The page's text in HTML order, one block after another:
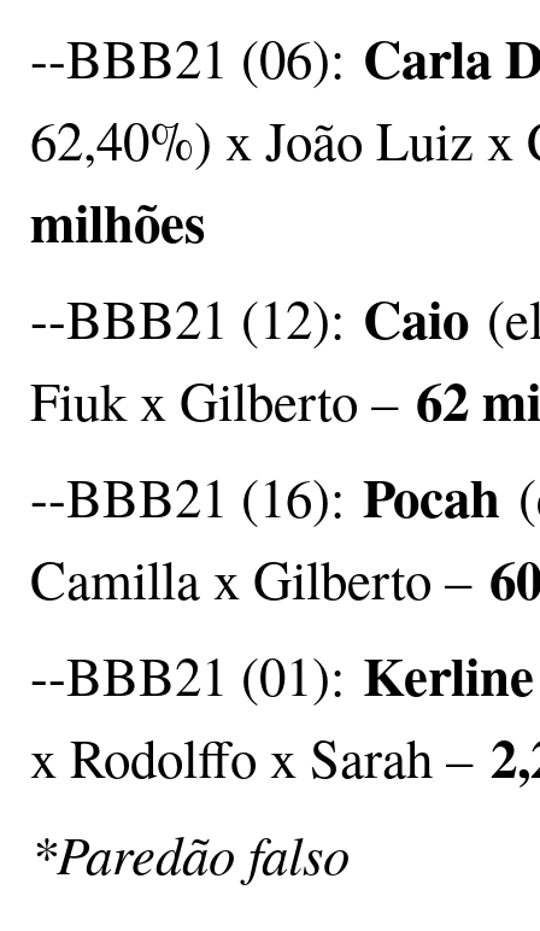
--BBB21 (06): Carla
62,40%) x João Luiz
milhões
--BBB21 (12): Caio
Fiuk x Gilberto – 62
--BBB21 (16): Pocah
Camilla x Gilberto –
--BBB21 (01): Kerline
x Rodolffo x Sarah –
*Paredão falso